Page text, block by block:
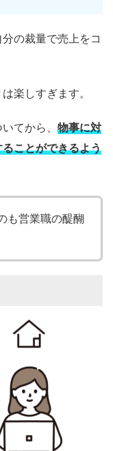
の裁量で売上をコ
楽しすぎます。
てから、 物事に対
ことができるよう
も営業職の醍醐